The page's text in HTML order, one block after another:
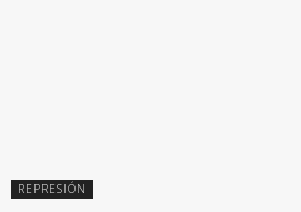
REPRESIÓN